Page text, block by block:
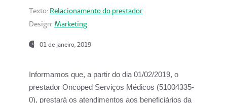
Texto: Relacionamento do prestador
Design: Marketing
01 de janeiro, 2019
Informamos que, a partir do dia 01/02/2019, o
prestador Oncoped Serviços Médicos (51004335-
0), prestará os atendimentos aos beneficiários da